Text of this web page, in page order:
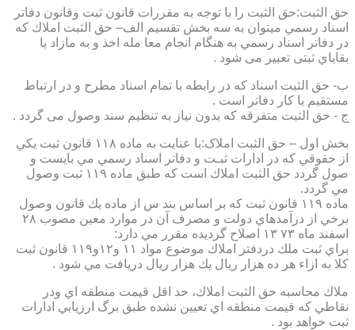
حق الثبت:حق الثبت را با توجه به مقررات قانون ثبت وقانون دفاتر
اسناد رسمي ميتوان به سه بخش تقسيم الف– حق الثبت املاك كه
در دفاتر اسناد رسمي به هنگام انجام معا مله اخذ و به مازاد يا
بقاياي ثبتی تعبیر می شود .
ب- حق الثبت اسناد كه در رابطه با تمام اسناد مطرح و در ارتباط
مستقيم با كار دفاتر است .
ج - حق الثبت متفرقه كه بدون نياز به تنظیم سند وصول می گردد .
بخش اول – حق الثبت املاک:با عنايت به ماده ۱۱۸ قانون ثبت يكي
از حقوقي كه در ادارات ثبـت و دفاتر اسناد رسمي مي بايست و
صول گردد حق الثبت املاك است كه طبق ماده ۱۱۹ ثبت وصول
مي گردد.
ماده ۱۱۹ قانون ثبت كه بر اساس بند س از ماده يك قانون وصول
برخي از درآمدهاي دولت و مصرف آن در موارد معين مصوب ۲۸
اسفند ماه ۷۳ ۱۳ اصلاح گرديده مقرر مي دارد:
براي ثبت ملك دردفتر املاك موضوع مواد ۱۱ و۱۲و۱۱۹ قانون ثبت
كلا به ازاء هر ده هزار ريال يك هزار ريال دريافت مي شود .
ملاك محاسبه حق الثبت املاك، حد اقل قيمت منطقه اي ودر
نقاطي كه قيمت منطقه اي تعيين نشده طبق برگ ارزيابي ادارات
ثبت خواهد بود .